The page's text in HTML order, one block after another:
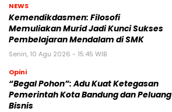
NEWS
Kemendikdasmen: Filosofi
Memuliakan Murid Jadi Kunci Sukses
Pembelajaran Mendalam di SMK
Senin, 10 Agu 2026 - 15:45 WIB
Opini
“Begal Pohon”: Adu Kuat Ketegasan
Pemerintah Kota Bandung dan Peluang
Bisnis